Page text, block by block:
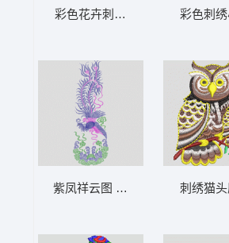
彩色花卉刺绣图案 简单花朵
紫凤祥云图 凤凰
彩色刺绣
刺绣猫